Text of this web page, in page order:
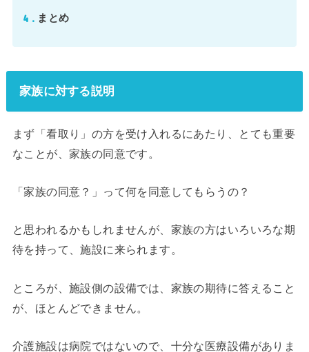
4 まとめ
家族に対する説明
まず「看取り」の方を受け入れるにあたり、とても重要
なことが、家族の同意です。
「家族の同意？」って何を同意してもらうの？
と思われるかもしれませんが、家族の方はいろいろな期
待を持って、施設に来られます。
ところが、施設側の設備では、家族の期待に答えること
が、ほとんどできません。
介護施設は病院ではないので、十分な医療設備がありま